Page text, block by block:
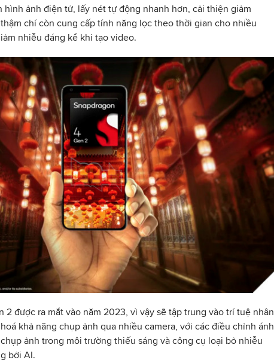
hình ảnh điện tử, lấy nét tự động nhanh hơn, cải thiện giảm
chí còn cung cấp tính năng lọc theo thời gian cho nhiều
nhiễu đáng kể khi tạo video.
2 được ra mắt vào năm 2023, vì vậy sẽ tập trung vào trí tuệ nhân
khả năng chụp ảnh qua nhiều camera, với các điều chỉnh ánh
ảnh trong môi trường thiếu sáng và công cụ loại bỏ nhiễu
bởi AI.